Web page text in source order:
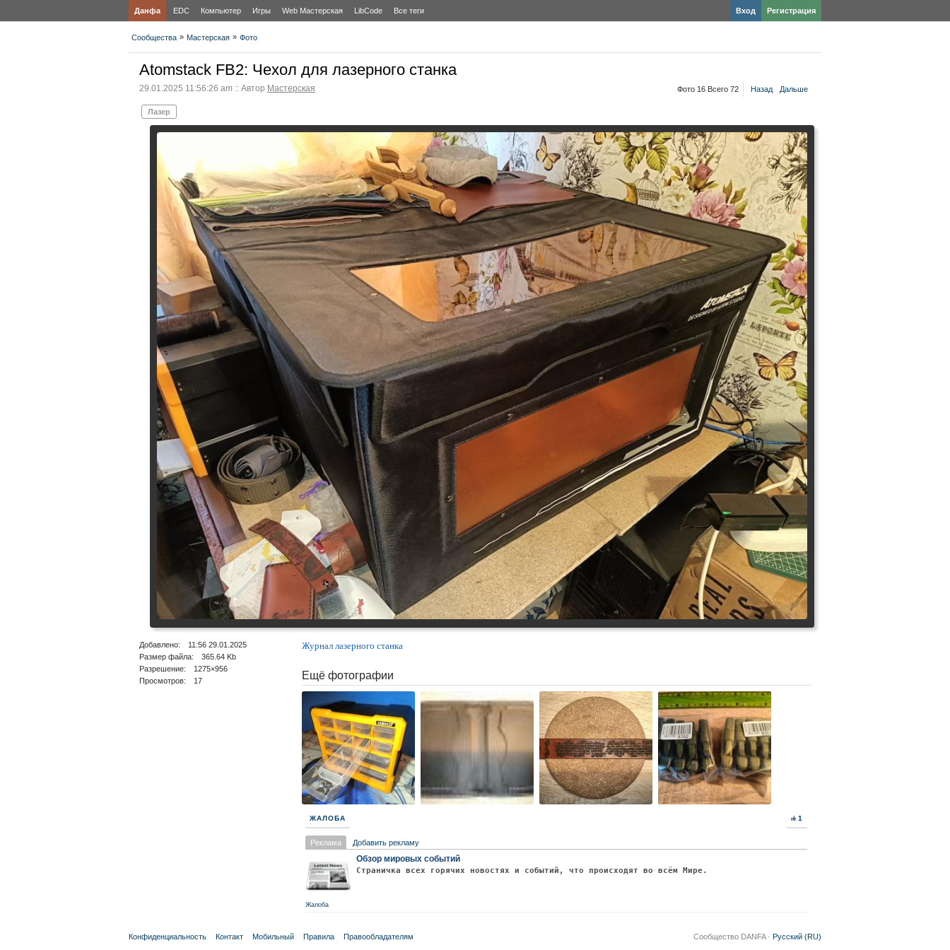
Данфа EDC Компьютер Игры Web Мастерская LibCode Все теги Регистрация
Вход
Сообщества » Мастерская » Фото
Atomstack FB2: Чехол для лазерного станка
29.01.2025 11:56:26 am :: Автор Мастерская
Лазер
Фото 16 Всего 72 Назад Дальше
Добавлено: 11:56 29.01.2025
Размер файла: 365.64 Kb
Разрешение: 1275×956
Просмотров: 17
Журнал лазерного станка
Ещё фотографии
ЖАЛОБА 1
Реклама Добавить рекламу
Обзор мировых событий
Страничка всех горячих новостях и событий, что происходят во всём Мире.
Жалоба
Конфиденциальность Контакт Мобильный Правила Правообладателям Сообщество DANFA · Русский (RU)